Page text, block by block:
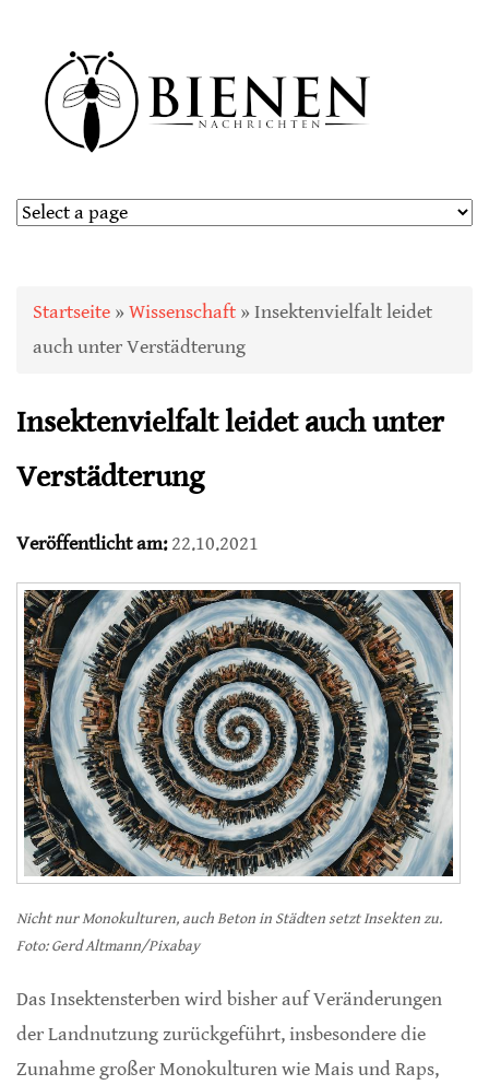
Sie sind hier
Startseite » Wissenschaft » Insektenvielfalt leidet
auch unter Verstädterung
Insektenvielfalt leidet auch unter
Verstädterung
Veröffentlicht am:22.10.2021
Nicht nur Monokulturen, auch Beton in Städten setzt Insekten zu.
Foto: Gerd Altmann/Pixabay
Das Insektensterben wird bisher auf Veränderungen
der Landnutzung zurückgeführt, insbesondere die
Zunahme großer Monokulturen wie Mais und Raps,